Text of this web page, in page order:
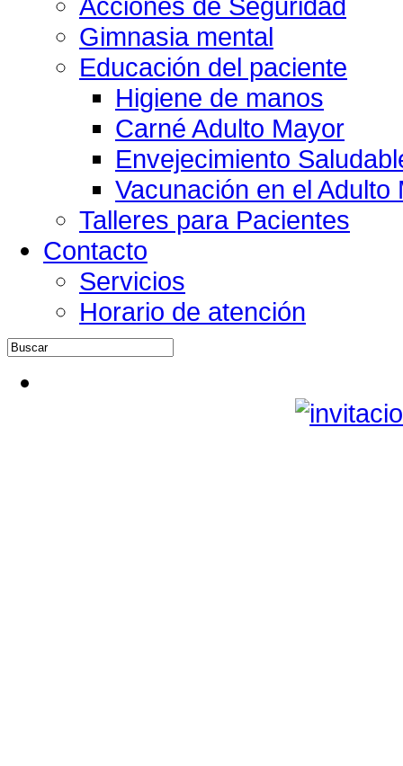
Gimnasia mental
Educación del paciente
Higiene de manos
Carné Adulto Mayor
Envejecimiento
Vacunación en el Adulto
Talleres para Pacientes
Contacto
Servicios
Horario de atención